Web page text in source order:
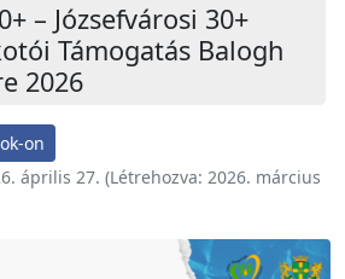
– Józsefvárosi 30+
Támogatás Balogh
2026
on
április 27. (Létrehozva: 2026. március